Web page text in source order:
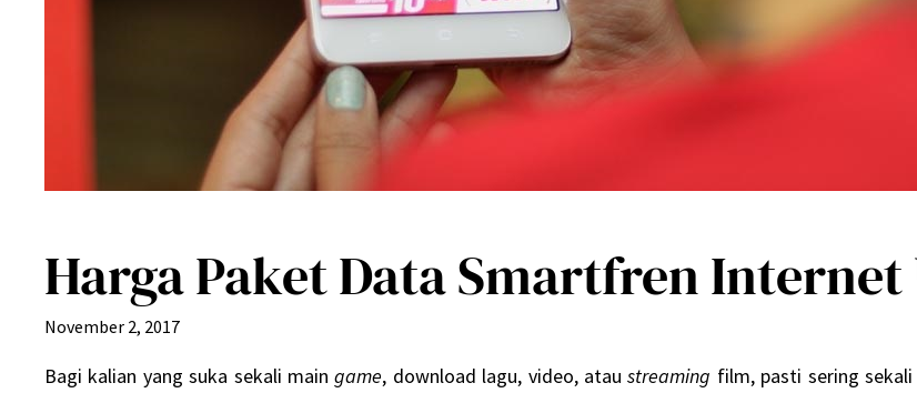
Harga Paket Data Smartfren
November 2, 2017
Bagi kalian yang suka sekali maingame, download lagu, video, ataustreaming film, pasti sering